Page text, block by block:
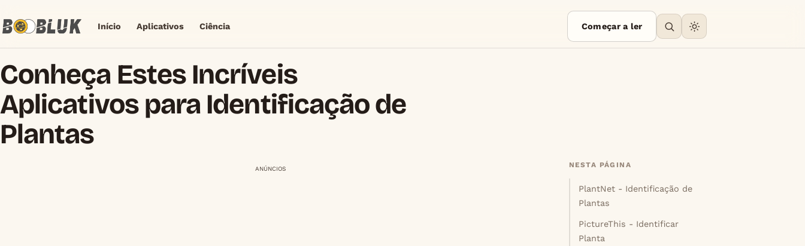
Início Aplicativos Ciência Começar a ler
Conheça Estes Incríveis
Aplicativos para Identificação de
Plantas
ANÚNCIOS NESTA PÁGINA
PlantNet - Identificação de
Plantas
PictureThis - Identificar
Planta